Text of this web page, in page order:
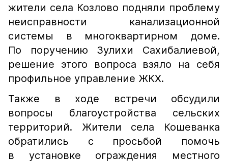
жители села Козлово подняли проблему
неисправности канализационной
системы в многоквартирном доме.
По поручению Зулихи Сахибалиевой,
решение этого вопроса взяло на себя
профильное управление ЖКХ.
Также в ходе встречи обсудили
вопросы благоустройства сельских
территорий. Жители села Кошеванка
обратились с просьбой помочь
в установке ограждения местного